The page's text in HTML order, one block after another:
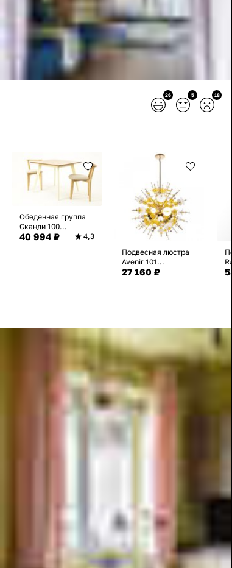
26 5 18
Обеденная группа
Сканди 100...
40 994 ₽
4,3
Подвесная люстра
Avenir 101...
27 160 ₽